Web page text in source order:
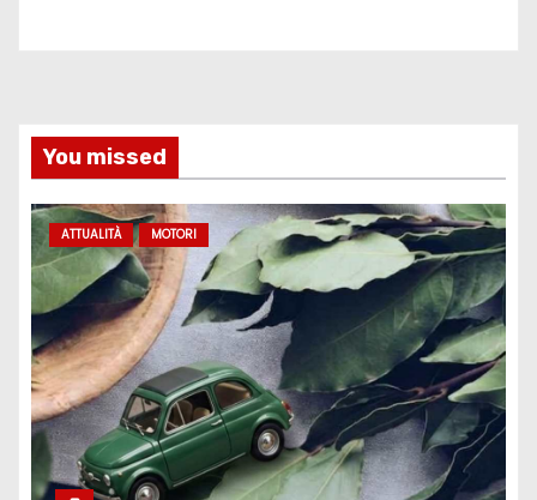
You missed
ATTUALITÀ MOTORI